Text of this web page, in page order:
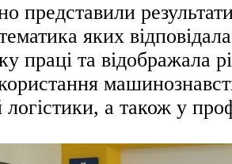
представили
яких
праці та відображала
а також у